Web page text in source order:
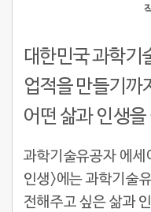
대한민국 과학기
업적을 만들기까
어떤 삶과 인생
과학기술유공자 에세
인생>에는 과학기술
전해주고 싶은 삶과